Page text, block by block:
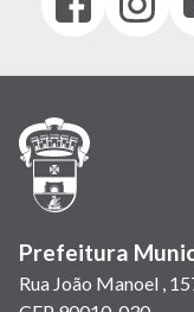
(link
em
janela)
(link
em
em
Prefeitura
Rua João Manoel ,